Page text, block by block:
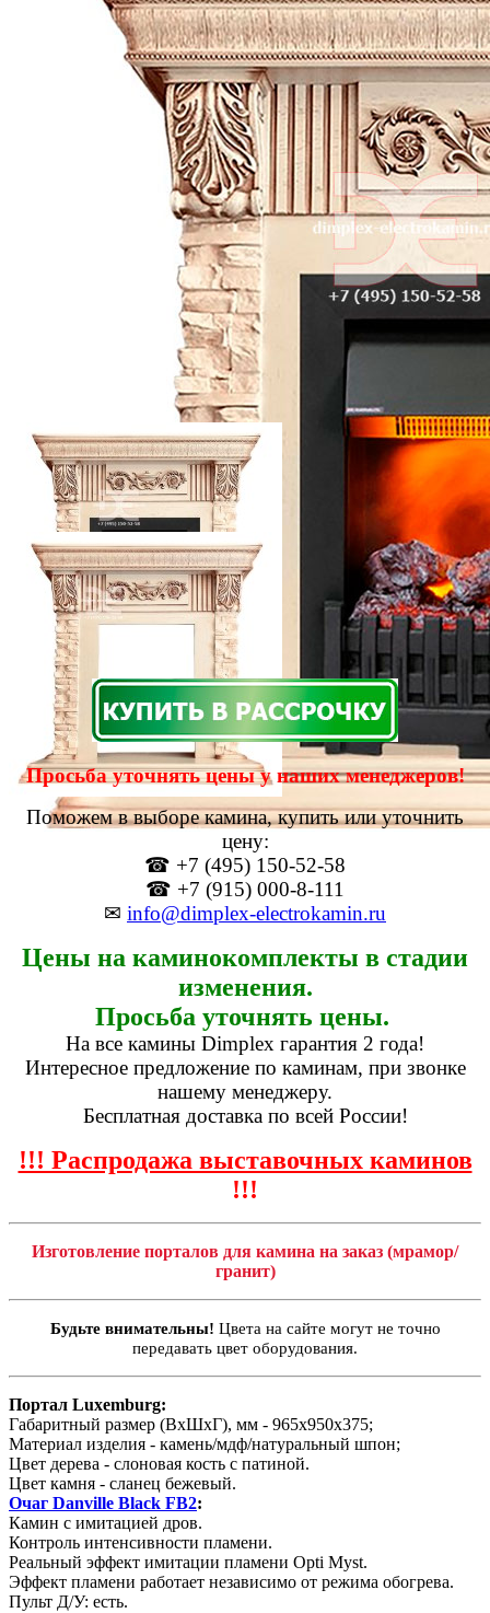
Просьба уточнять цены у наших менеджеров!
Поможем в выборе камина, купить или уточнить
цену:
☎ +7 (495) 150-52-58
☎ +7 (915) 000-8-111
✉ info@dimplex-electrokamin.ru
Цены на каминокомплекты в стадии
изменения.
Просьба уточнять цены.
На все камины Dimplex гарантия 2 года!
Интересное предложение по каминам, при звонке
нашему менеджеру.
Бесплатная доставка по всей России!
!!! Распродажа выставочных каминов
!!!
Изготовление порталов для камина на заказ (мрамор/
гранит)
Будьте внимательны! Цвета на сайте могут не точно
передавать цвет оборудования.
Портал Luxemburg:
Габаритный размер (ВхШхГ), мм - 965х950х375;
Материал изделия - камень/мдф/натуральный шпон;
Цвет дерева - слоновая кость с патиной.
Цвет камня - сланец бежевый.
Очаг Danville Black FB2:
Камин с имитацией дров.
Контроль интенсивности пламени.
Реальный эффект имитации пламени Opti Myst.
Эффект пламени работает независимо от режима обогрева.
Пульт Д/У: есть.